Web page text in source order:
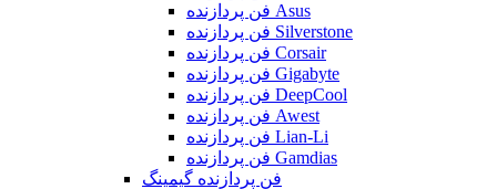
فن پردازنده Asus
فن پردازنده Silverstone
فن پردازنده Corsair
فن پردازنده Gigabyte
فن پردازنده DeepCool
فن پردازنده Awest
فن پردازنده Lian-Li
فن پردازنده Gamdias
فن پردازنده گیمینگ